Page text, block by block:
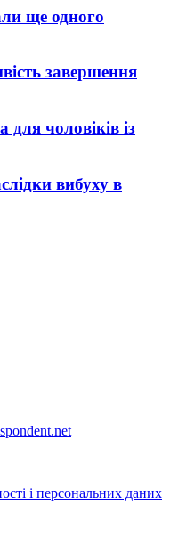
ще одного
завершення
чоловіків із
вибуху в
і персональних даних